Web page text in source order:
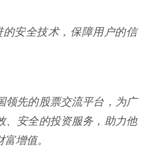
安全技术，保障用户的信
领先的股票交流平台，为广
、安全的投资服务，助力他
增值。